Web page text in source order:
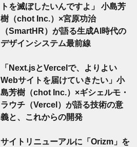
トを滅ぼしたいんですよ」 小島芳
樹（chot Inc.）×宮原功治
（SmartHR）が語る生成AI時代の
デザインシステム最前線
「Next.jsとVercelで、よりよい
Webサイトを届けていきたい」小
島芳樹（chot Inc.）×ギシェルモ・
ラウチ（Vercel）が語る技術の意
義と、これからの開発
サイトリニューアルに「Orizm」を